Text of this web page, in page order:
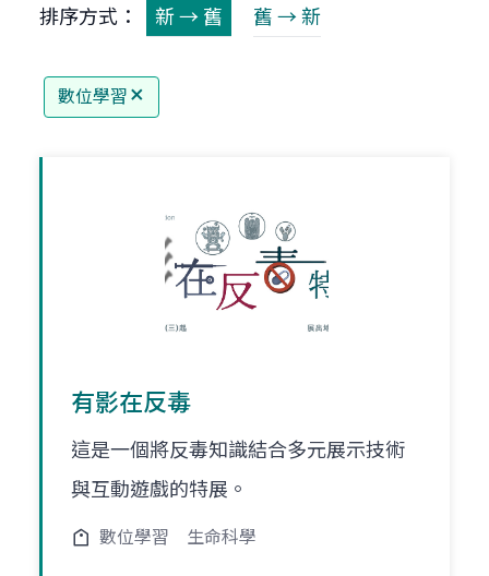
排序方式： 新 → 舊 舊 → 新
數位學習
有影在反毒
這是一個將反毒知識結合多元展示技術
與互動遊戲的特展。
數位學習 生命科學